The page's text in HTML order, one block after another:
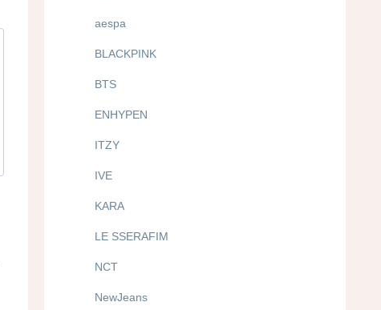
aespa
BLACKPINK
BTS
ENHYPEN
ITZY
IVE
KARA
LE SSERAFIM
NCT
NewJeans